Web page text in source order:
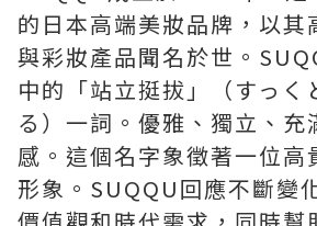
的日本高端美妝品牌，以其
與彩妝產品聞名於世。
中的「站立挺拔」（すっく
る）一詞。優雅、獨立、充
感。這個名字象徵著一位高
形象。SUQQU回應不斷變